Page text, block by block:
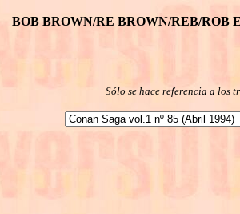
BOB BROWN/RE BROWN/REB/ROB
Sólo se hace referencia a los